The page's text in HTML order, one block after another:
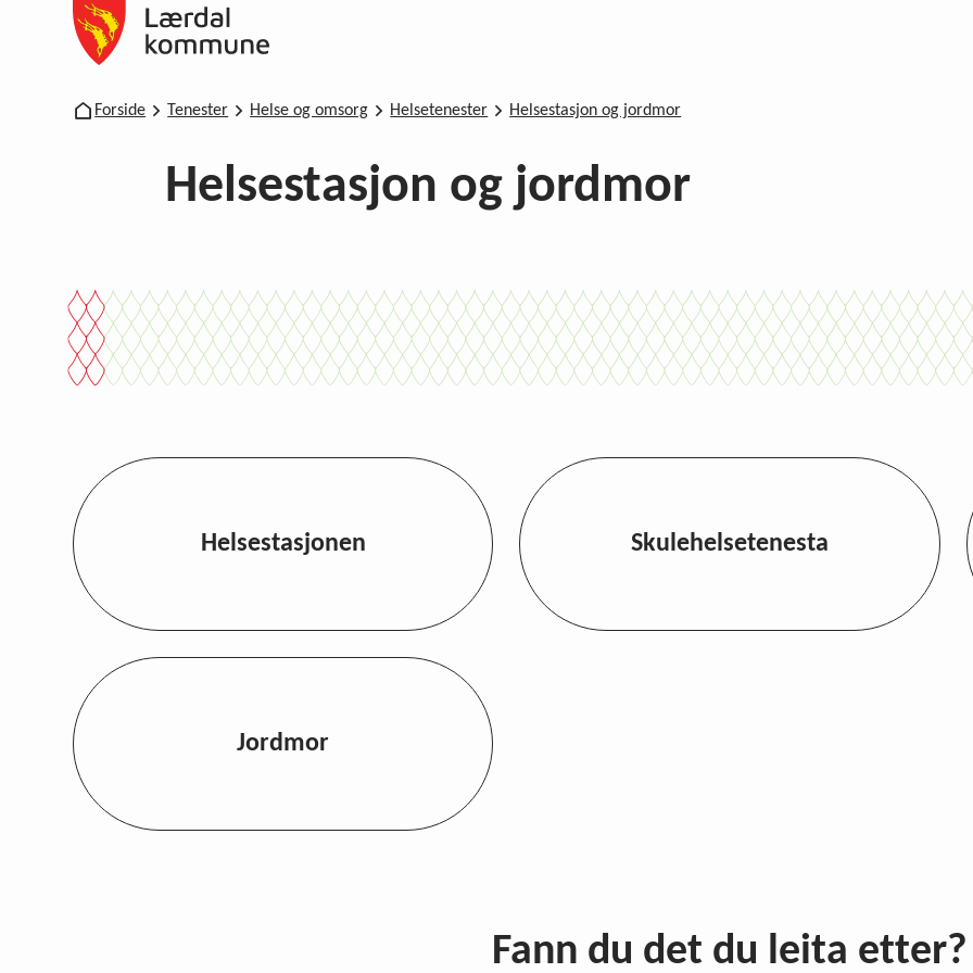
Du er her:
Forside Tenester Helse og omsorg Helsetenester Helsestasjon og jordmor
Helsestasjon og jordmor
Helsestasjonen Skulehelsetenesta
Jordmor
Fann du det du leita etter?